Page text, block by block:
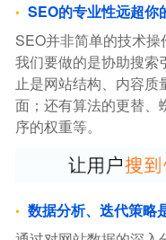
SEO的专业性远超你
SEO并非简单的技术
我们要做的是协助搜
止是网站结构、内容质
面；还有算法的更替
序的权重等。
数据分析、迭代策略